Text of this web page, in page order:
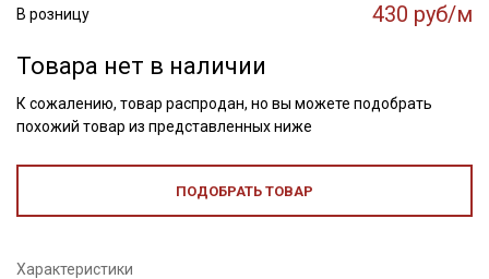
В розницу 430 руб/м
Товара нет в наличии
К сожалению, товар распродан, но вы можете подобрать
похожий товар из представленных ниже
ПОДОБРАТЬ ТОВАР
Характеристики